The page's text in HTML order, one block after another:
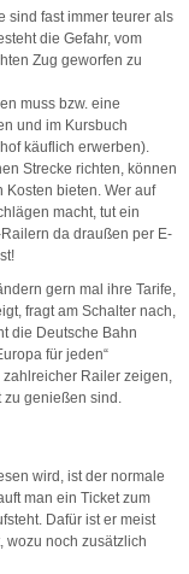
sind fast immer teurer als
die Gefahr, vom
Zug geworfen zu
muss bzw. eine
und im Kursbuch
käuflich erwerben).
Strecke richten, können
bieten. Wer auf
macht, tut ein
da draußen per E-
gern mal ihre Tarife,
fragt am Schalter nach,
die Deutsche Bahn
für jeden“
Railer zeigen,
zu genießen sind.
wird, ist der normale
man ein Ticket zum
Dafür ist er meist
wozu noch zusätzlich